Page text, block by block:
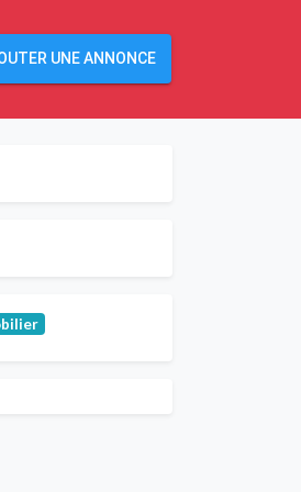
UNE ANNONCE